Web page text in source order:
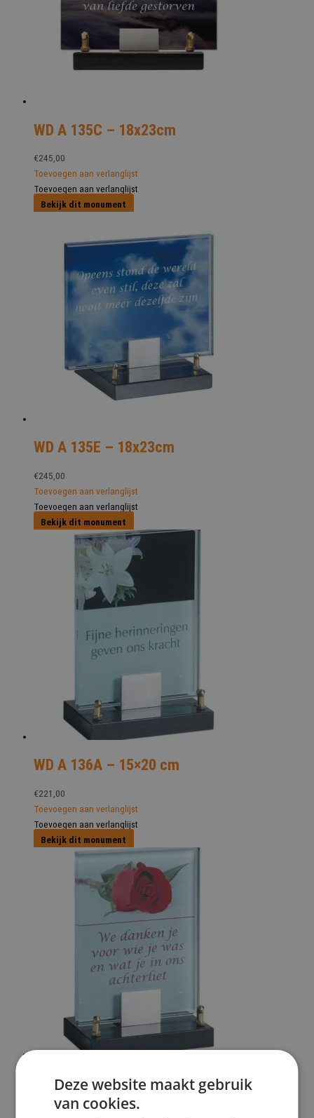
WD A 135C – 18x23cm
€245,00
Toevoegen aan verlanglijst
Toevoegen aan verlanglijst
Bekijk dit monument
WD A 135E – 18x23cm
€245,00
Toevoegen aan verlanglijst
Toevoegen aan verlanglijst
Bekijk dit monument
WD A 136A – 15×20 cm
€221,00
Toevoegen aan verlanglijst
Toevoegen aan verlanglijst
Bekijk dit monument
WD A 136B – 15x20cm
144,00
Deze website maakt gebruik
van cookies.